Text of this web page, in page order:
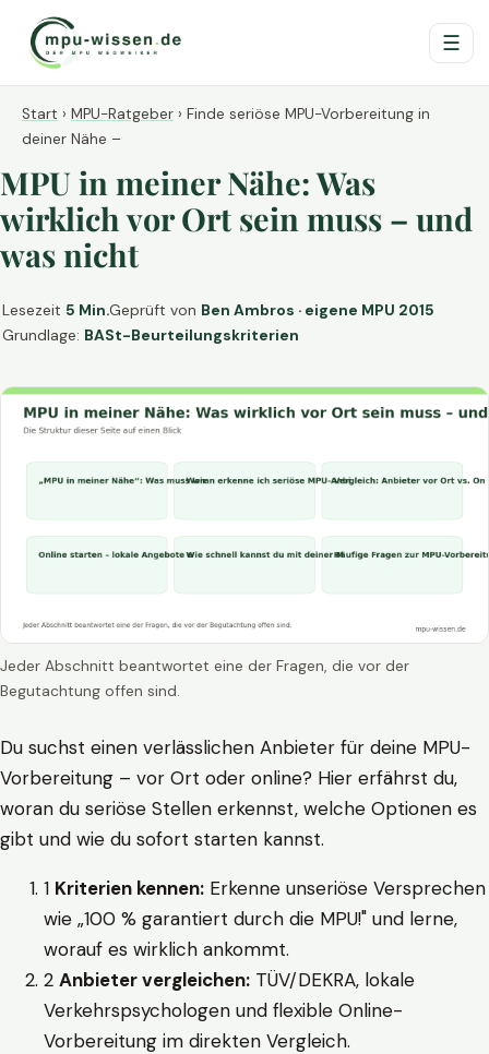
☰
Start › MPU-Ratgeber › Finde seriöse MPU-Vorbereitung in
deiner Nähe –
MPU in meiner Nähe: Was
wirklich vor Ort sein muss – und
was nicht
Lesezeit 5 Min.Geprüft von Ben Ambros · eigene MPU 2015
Grundlage: BASt-Beurteilungskriterien
Jeder Abschnitt beantwortet eine der Fragen, die vor der
Begutachtung offen sind.
Du suchst einen verlässlichen Anbieter für deine MPU-
Vorbereitung – vor Ort oder online? Hier erfährst du,
woran du seriöse Stellen erkennst, welche Optionen es
gibt und wie du sofort starten kannst.
1 Kriterien kennen: Erkenne unseriöse Versprechen
wie „100 % garantiert durch die MPU!" und lerne,
worauf es wirklich ankommt.
2 Anbieter vergleichen: TÜV/DEKRA, lokale
Verkehrspsychologen und flexible Online-
Vorbereitung im direkten Vergleich.